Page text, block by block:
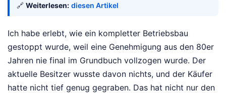
🔗 Weiterlesen: diesen Artikel
Ich habe erlebt, wie ein kompletter Betriebsbau
gestoppt wurde, weil eine Genehmigung aus den 80er
Jahren nie final im Grundbuch vollzogen wurde. Der
aktuelle Besitzer wusste davon nichts, und der Käufer
hatte nicht tief genug gegraben. Das hat nicht nur den